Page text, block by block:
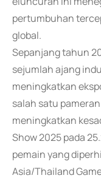
pertumbuhan
global.
Sepanjang tahun
sejumlah ajang
meningkatkan
salah satu
meningkatkan
Show 2025 pada
pemain yang
Asia/Thailand